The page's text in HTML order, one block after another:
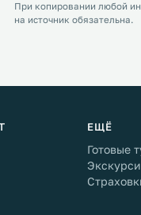
При копировании любой
на источник обязательна.
ЕЩЁ
Готовые